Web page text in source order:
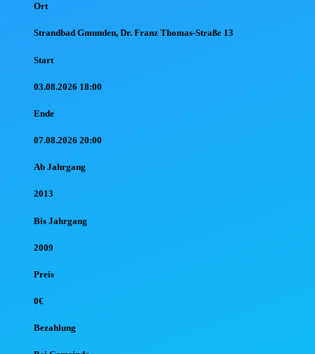
Ort
Strandbad Gmunden, Dr. Franz Thomas-Straße 13
Start
03.08.2026 18:00
Ende
07.08.2026 20:00
Ab Jahrgang
2013
Bis Jahrgang
2009
Preis
0€
Bezahlung